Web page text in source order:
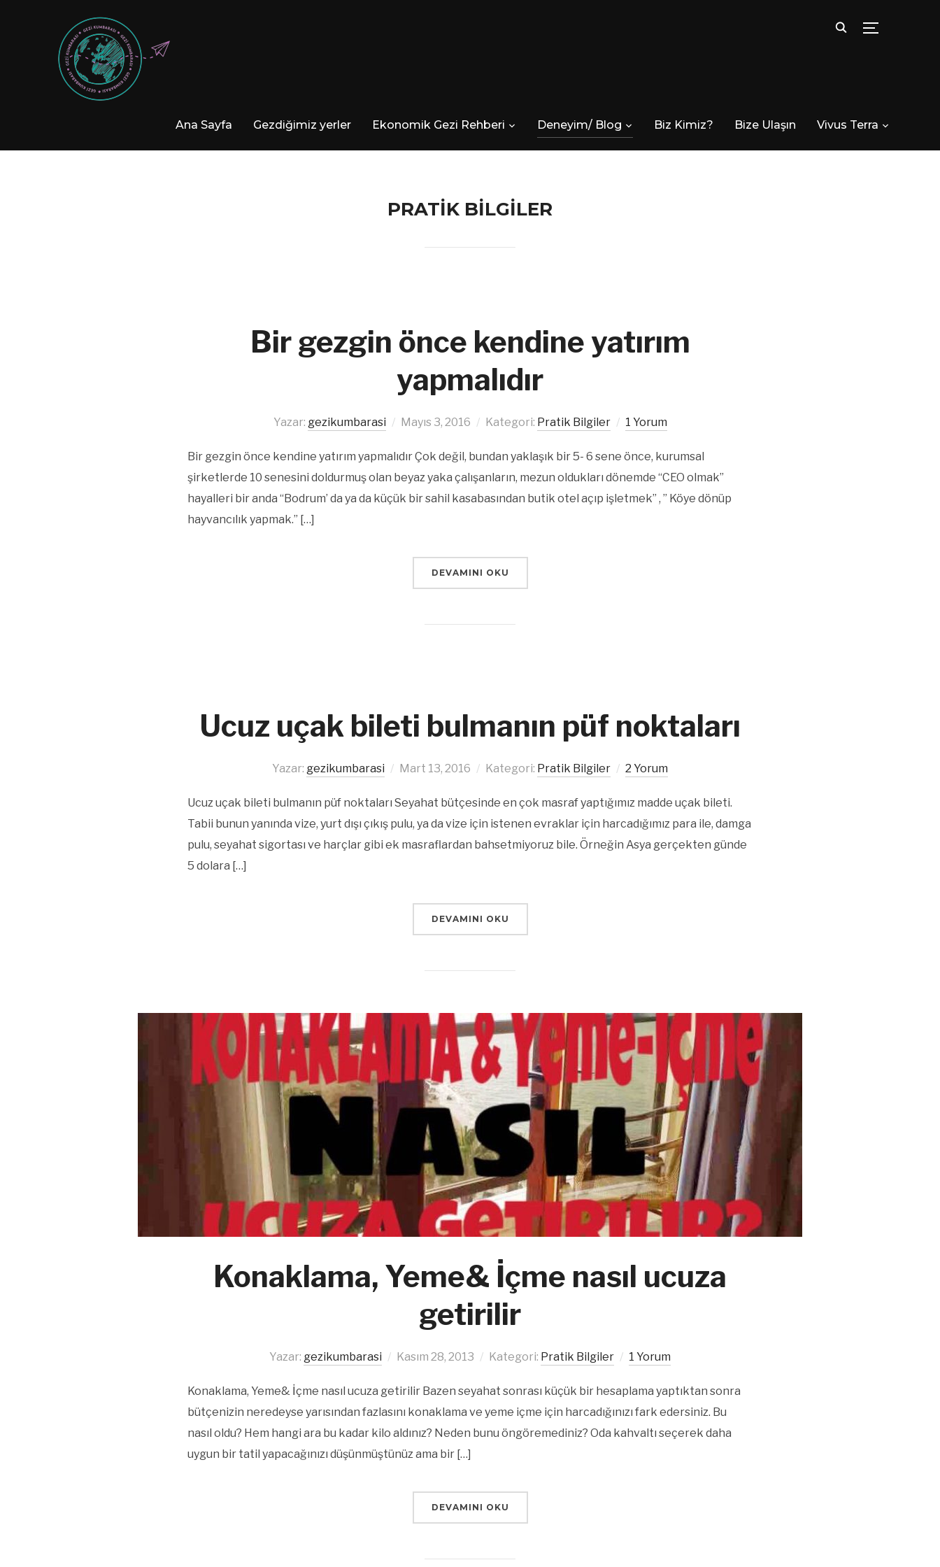
Ana Sayfa Gezdiğimiz yerler Ekonomik Gezi Rehberi Deneyim/ Blog Biz Kimiz? Bize Ulaşın Vivus Terra
PRATIK BILGILER
Bir gezgin önce kendine yatırım
yapmalıdır
Yazar: gezikumbarasi Mayıs 3, 2016 Kategori: Pratik Bilgiler 1 Yorum
Bir gezgin önce kendine yatırım yapmalıdır Çok değil, bundan yaklaşık bir 5- 6 sene önce, kurumsal
şirketlerde 10 senesini doldurmuş olan beyaz yaka çalışanların, mezun oldukları dönemde “CEO olmak”
hayalleri bir anda “Bodrum’ da ya da küçük bir sahil kasabasından butik otel açıp işletmek” , ” Köye dönüp
hayvancılık yapmak.” […]
DEVAMINI OKU
Ucuz uçak bileti bulmanın püf noktaları
Yazar: gezikumbarasi Mart 13, 2016 Kategori: Pratik Bilgiler 2 Yorum
Ucuz uçak bileti bulmanın püf noktaları Seyahat bütçesinde en çok masraf yaptığımız madde uçak bileti.
Tabii bunun yanında vize, yurt dışı çıkış pulu, ya da vize için istenen evraklar için harcadığımız para ile, damga
pulu, seyahat sigortası ve harçlar gibi ek masraflardan bahsetmiyoruz bile. Örneğin Asya gerçekten günde
5 dolara […]
DEVAMINI OKU
Konaklama, Yeme& İçme nasıl ucuza
getirilir
Yazar: gezikumbarasi Kasım 28, 2013 Kategori: Pratik Bilgiler 1 Yorum
Konaklama, Yeme& İçme nasıl ucuza getirilir Bazen seyahat sonrası küçük bir hesaplama yaptıktan sonra
bütçenizin neredeyse yarısından fazlasını konaklama ve yeme içme için harcadığınızı fark edersiniz. Bu
nasıl oldu? Hem hangi ara bu kadar kilo aldınız? Neden bunu öngöremediniz? Oda kahvaltı seçerek daha
uygun bir tatil yapacağınızı düşünmüştünüz ama bir […]
DEVAMINI OKU